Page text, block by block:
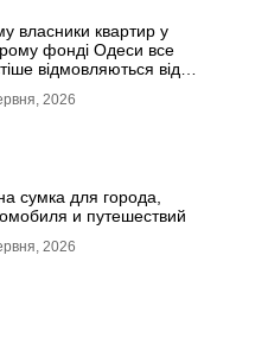
власники квартир у
фонді Одеси все
відмовляються від
2026
сумка для города,
и путешествий
2026